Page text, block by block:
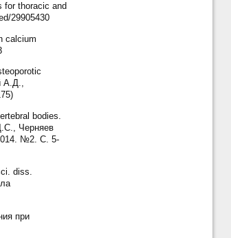
for thoracic and
29905430
calcium
А.Д.,
bodies.
Черняев
№2. С. 5-
diss.
при